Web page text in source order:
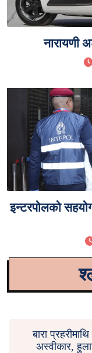
नारायणी
इन्टरपोलको
बारा
अस्वीकार,